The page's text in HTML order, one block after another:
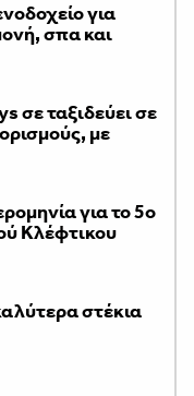
για
σπα και
σε ταξιδεύει σε
με
για το 5ο
Κλέφτικου
στέκια